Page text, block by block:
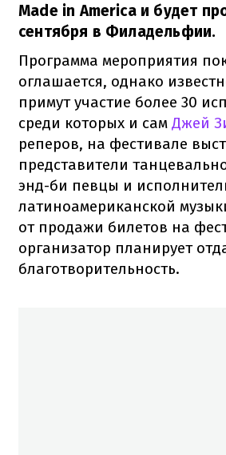
Made in America и будет
сентября в Филадельфии.
Программа мероприятия
оглашается, однако
примут участие более 30
среди которых и сам Джей
реперов, на фестивале
представители
энд-би певцы и
латиноамериканской
от продажи билетов на
организатор планирует
благотворительность.